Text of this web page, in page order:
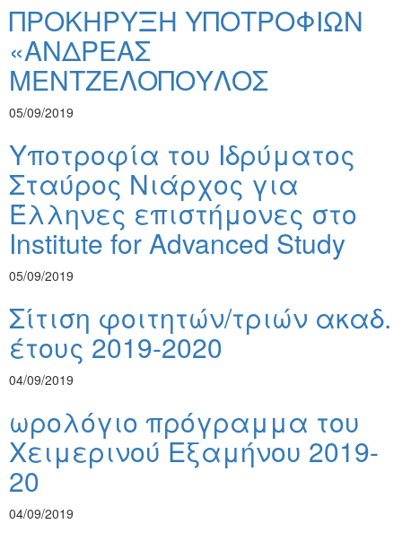
ΠΡΟΚΗΡΥΞΗ ΥΠΟΤΡΟΦΙΩΝ
«ΑΝΔΡΕΑΣ
ΜΕΝΤΖΕΛΟΠΟΥΛΟΣ
05/09/2019
Υποτροφία του Ιδρύματος
Σταύρος Νιάρχος για
Έλληνες επιστήμονες στο
Institute for Advanced Study
05/09/2019
Σίτιση φοιτητών/τριών ακαδ.
έτους 2019-2020
04/09/2019
ωρολόγιο πρόγραμμα του
Χειμερινού Εξαμήνου 2019-
20
04/09/2019